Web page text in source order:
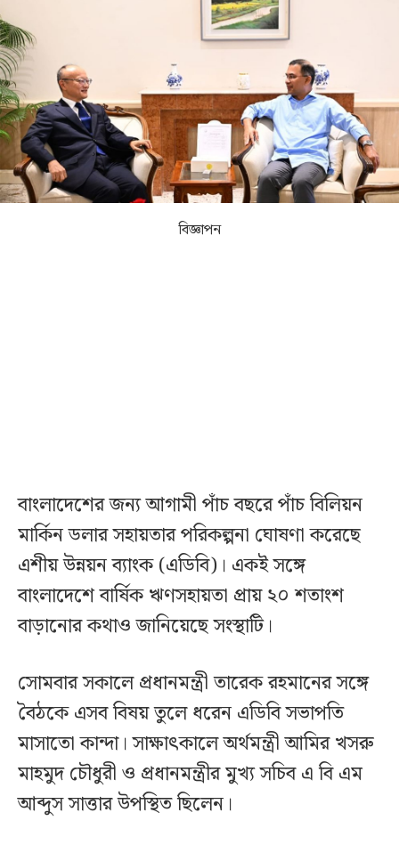
কনভার্টার
বিজ্ঞাপন
বাংলাদেশের জন্য আগামী পাঁচ বছরে পাঁচ বিলিয়ন
মার্কিন ডলার সহায়তার পরিকল্পনা ঘোষণা করেছে
এশীয় উন্নয়ন ব্যাংক (এডিবি)। একই সঙ্গে
বাংলাদেশে বার্ষিক ঋণসহায়তা প্রায় ২০ শতাংশ
বাড়ানোর কথাও জানিয়েছে সংস্থাটি।
সোমবার সকালে প্রধানমন্ত্রী তারেক রহমানের সঙ্গে
বৈঠকে এসব বিষয় তুলে ধরেন এডিবি সভাপতি
মাসাতো কান্দা। সাক্ষাৎকালে অর্থমন্ত্রী আমির খসরু
মাহমুদ চৌধুরী ও প্রধানমন্ত্রীর মুখ্য সচিব এ বি এম
আব্দুস সাত্তার উপস্থিত ছিলেন।